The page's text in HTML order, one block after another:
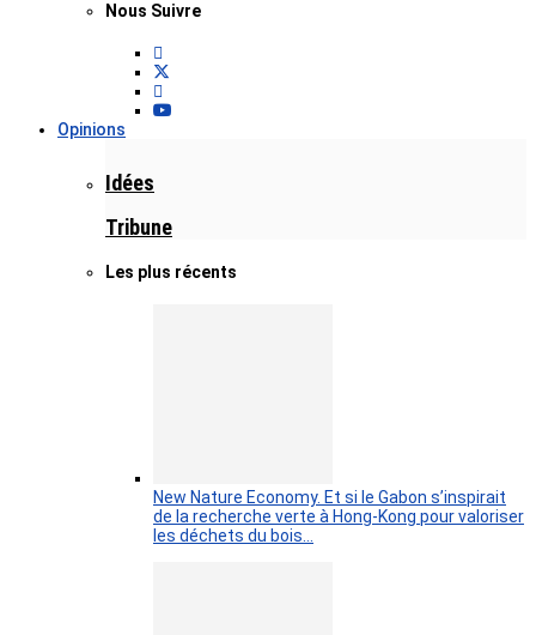
Nous Suivre
Opinions
Idées
Tribune
Les plus récents
New Nature Economy. Et si le Gabon s’inspirait
de la recherche verte à Hong-Kong pour valoriser
les déchets du bois…